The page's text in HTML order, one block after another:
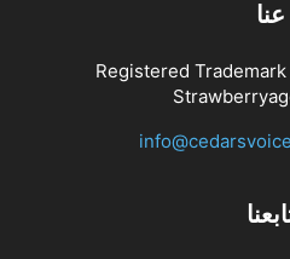
عنا
Registered